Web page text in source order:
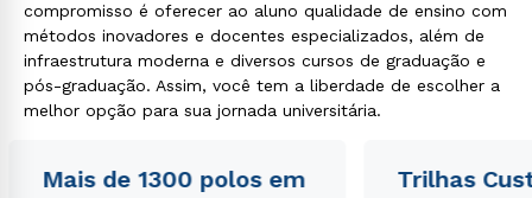
compromisso é oferecer ao aluno qualidade de ensino com
métodos inovadores e docentes especializados, além de
infraestrutura moderna e diversos cursos de graduação e
pós-graduação. Assim, você tem a liberdade de escolher a
melhor opção para sua jornada universitária.
Mais de 1300 polos em
Trilhas